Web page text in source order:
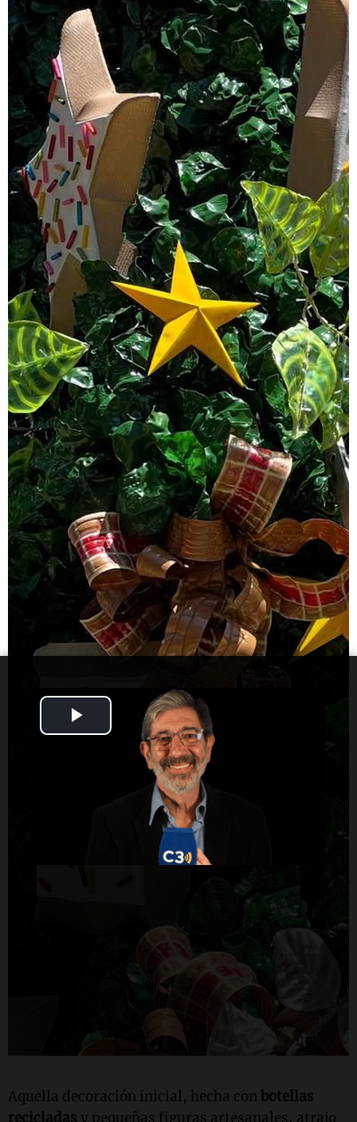
Video
Aquella decoración inicial, hecha con botellas
recicladas y pequeñas figuras artesanales, atrajo